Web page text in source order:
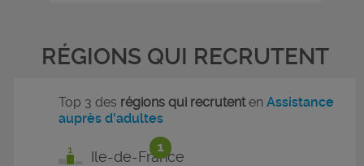
RÉGIONS QUI RECRUTENT
1
Top 3 des régions qui recrutentenAssistance
auprès d'adultes
Ile-de-France